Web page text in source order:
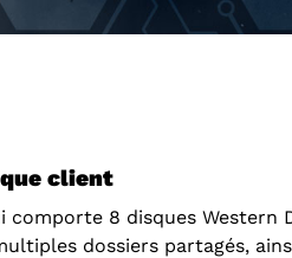
client
comporte 8 disques Western
dossiers partagés,